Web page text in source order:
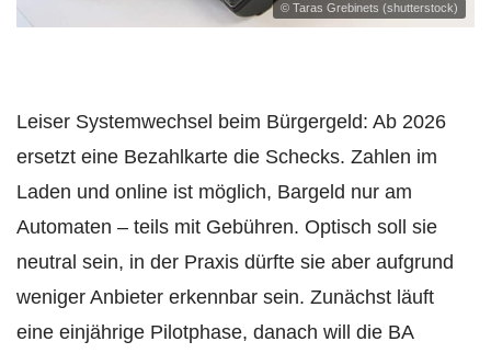
© Taras Grebinets (shutterstock)
Leiser Systemwechsel beim Bürgergeld: Ab 2026
ersetzt eine Bezahlkarte die Schecks. Zahlen im
Laden und online ist möglich, Bargeld nur am
Automaten – teils mit Gebühren. Optisch soll sie
neutral sein, in der Praxis dürfte sie aber aufgrund
weniger Anbieter erkennbar sein. Zunächst läuft
eine einjährige Pilotphase, danach will die BA